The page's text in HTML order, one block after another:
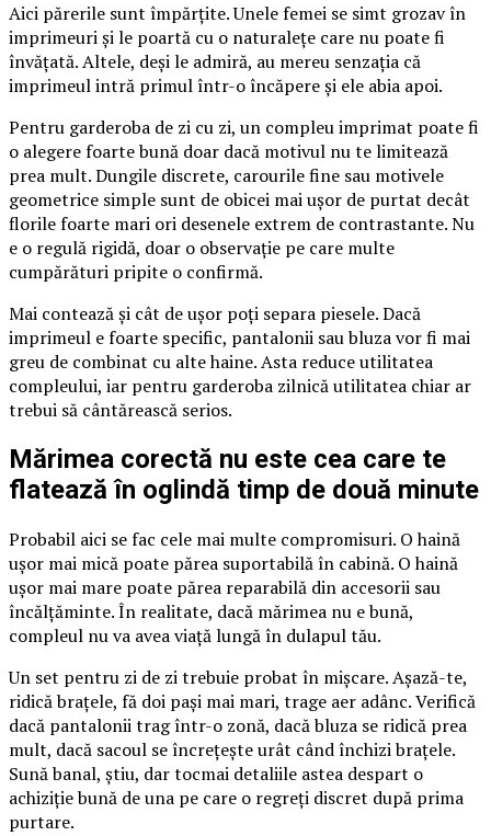
Aici părerile sunt împărțite. Unele femei se simt grozav în
imprimeuri și le poartă cu o naturalețe care nu poate fi
învățată. Altele, deși le admiră, au mereu senzația că
imprimeul intră primul într-o încăpere și ele abia apoi.
Pentru garderoba de zi cu zi, un compleu imprimat poate fi
o alegere foarte bună doar dacă motivul nu te limitează
prea mult. Dungile discrete, carourile fine sau motivele
geometrice simple sunt de obicei mai ușor de purtat decât
florile foarte mari ori desenele extrem de contrastante. Nu
e o regulă rigidă, doar o observație pe care multe
cumpărături pripite o confirmă.
Mai contează și cât de ușor poți separa piesele. Dacă
imprimeul e foarte specific, pantalonii sau bluza vor fi mai
greu de combinat cu alte haine. Asta reduce utilitatea
compleului, iar pentru garderoba zilnică utilitatea chiar ar
trebui să cântărească serios.
Mărimea corectă nu este cea care te
flatează în oglindă timp de două minute
Probabil aici se fac cele mai multe compromisuri. O haină
ușor mai mică poate părea suportabilă în cabină. O haină
ușor mai mare poate părea reparabilă din accesorii sau
încălțăminte. În realitate, dacă mărimea nu e bună,
compleul nu va avea viață lungă în dulapul tău.
Un set pentru zi de zi trebuie probat în mișcare. Așază-te,
ridică brațele, fă doi pași mai mari, trage aer adânc. Verifică
dacă pantalonii trag într-o zonă, dacă bluza se ridică prea
mult, dacă sacoul se încrețește urât când închizi brațele.
Sună banal, știu, dar tocmai detaliile astea despart o
achiziție bună de una pe care o regreți discret după prima
purtare.